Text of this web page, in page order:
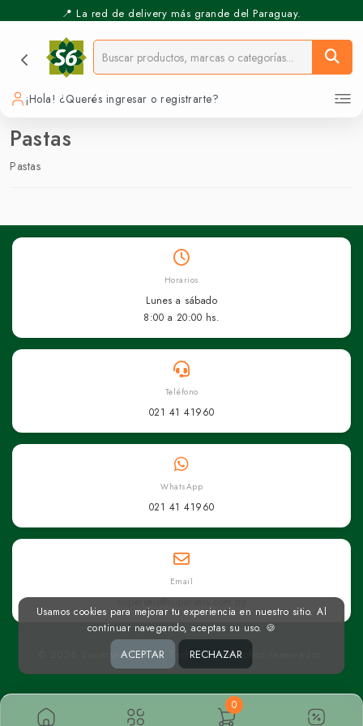
📍 La red de delivery más grande del Paraguay.
¡Hola! ¿Querés ingresar o registrarte?
Pastas
Pastas
0
Horarios
Lunes a sábado
8:00 a 20:00 hs.
Teléfono
021 41 41960
WhatsApp
021 41 41960
Email
superseis@superseis.com.py
© 2026 Superseis Online. Todos los derechos reservados.
Usamos cookies para mejorar tu experiencia en nuestro sitio. Al
continuar navegando, aceptas su uso. 🍪
ACEPTAR RECHAZAR